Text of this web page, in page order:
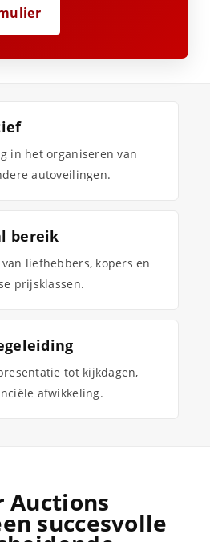
in het organiseren van
autoveilingen.
bereik
liefhebbers, kopers en
prijsklassen.
tot kijkdagen,
afwikkeling.
Auctions
succesvolle